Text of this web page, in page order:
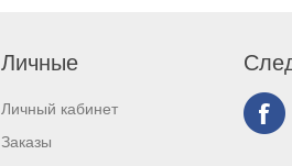
Личные
Личный кабинет
Заказы